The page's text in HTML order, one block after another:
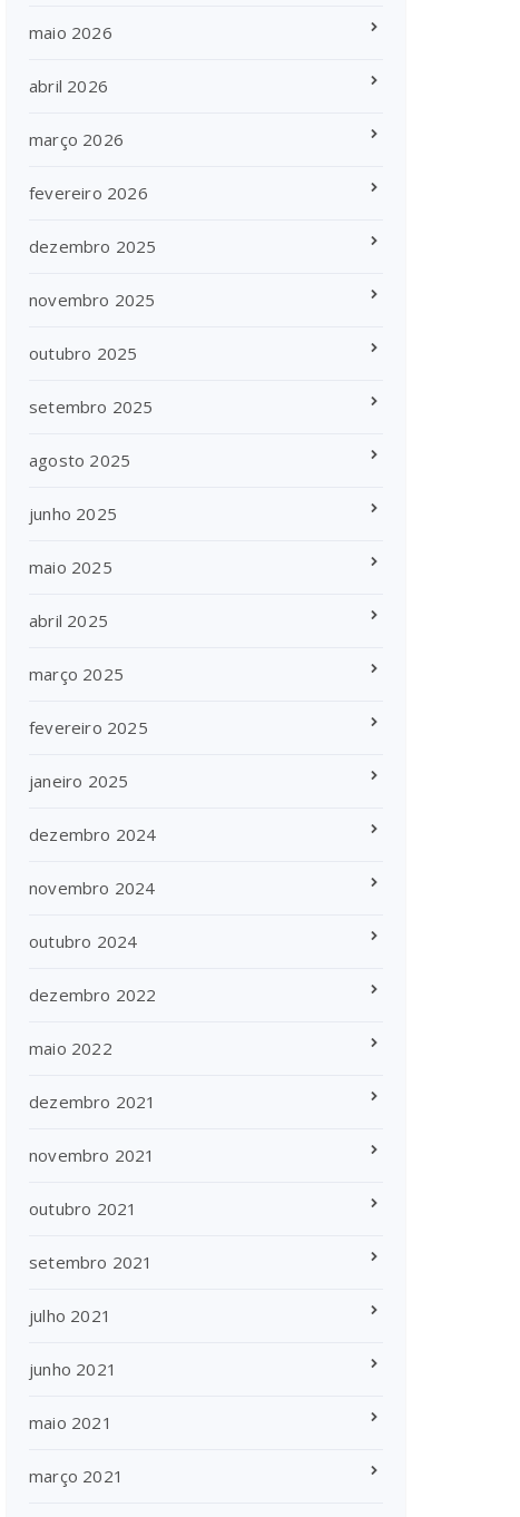
maio 2026
abril 2026
março 2026
fevereiro 2026
dezembro 2025
novembro 2025
outubro 2025
setembro 2025
agosto 2025
junho 2025
maio 2025
abril 2025
março 2025
fevereiro 2025
janeiro 2025
dezembro 2024
novembro 2024
outubro 2024
dezembro 2022
maio 2022
dezembro 2021
novembro 2021
outubro 2021
setembro 2021
julho 2021
junho 2021
maio 2021
março 2021